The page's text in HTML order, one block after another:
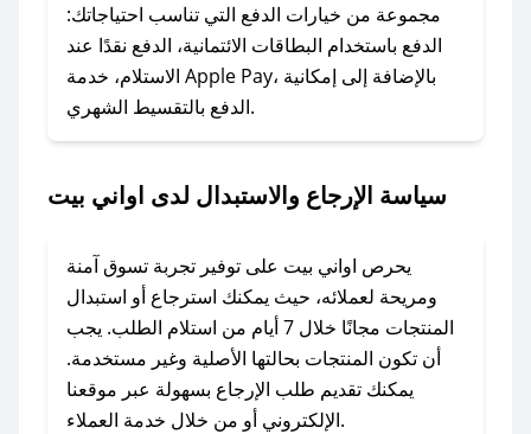
وسنقوم بحل المشكلة في أسرع وقت ممكن.
### ماذا أفعل إذا لم أجد كود خصم لمتجري
المفضل؟
في حال عدم توفر كوبونات لمتجرك المفضل، يمكنك
أسرع وقت ممكن.
### كيف تحصل على كوبونات خصم حصرية من
اواني بيت؟
للحصول على كوبونات وخصومات حصرية، قم بما
يلي:
- اضغط على أيقونة متابعة لمتجر اواني بيت في
تطبيق صحصح.
مجموعة من خيارات الدفع التي تناسب احتياجاتك:
الدفع باستخدام البطاقات الائتمانية، الدفع نقدًا عند
الاستلام، خدمة Apple Pay، بالإضافة إلى إمكانية
الدفع بالتقسيط الشهري.
سياسة الإرجاع والاستبدال لدى اواني بيت
يحرص اواني بيت على توفير تجربة تسوق آمنة
ومريحة لعملائه، حيث يمكنك استرجاع أو استبدال
المنتجات مجانًا خلال 7 أيام من استلام الطلب. يجب
أن تكون المنتجات بحالتها الأصلية وغير مستخدمة.
يمكنك تقديم طلب الإرجاع بسهولة عبر موقعنا
الإلكتروني أو من خلال خدمة العملاء.